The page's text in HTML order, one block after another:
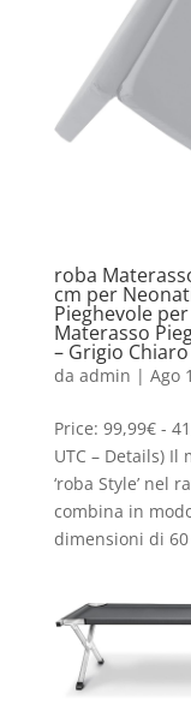
roba
cm per
Pieghevole
Materasso
– Grigio Chiaro
da admin | Ago
Price: 99,99€ -
UTC – Details)
‘roba Style’ nel
combina in
dimensioni di